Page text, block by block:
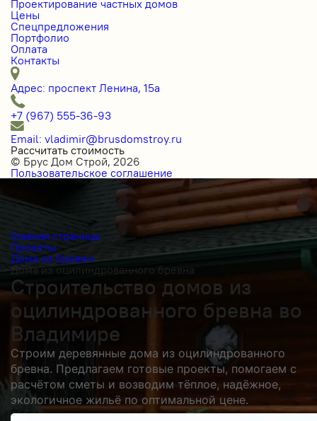
Проектирование частных домов
Цены
Спецпредложения
Портфолио
Оплата
Контакты
Адрес: проспект Ленина, 15а
+7 (967) 555-36-93
Email: vladimir@brusdomstroy.ru
Рассчитать стоимость
© Брус Дом Строй, 2026
Пользовательское соглашение
Главная страница
Проекты
Дома из бревен
Дома из оцилиндрованного бревна
Строительство домов из
оцилиндрованного бревна во
Владимире
Строим деревянные дома из оцилиндрованного
бревна. Предлагаем готовые проекты, помогаем с
расчётом сметы и возводим тёплое, надёжное,
экологичное жильё по оптимальной цене.
Получить косультацию